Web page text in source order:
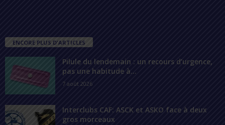
ENCORE PLUS D'ARTICLES
Pilule du lendemain : un recours d’urgence,
pas une habitude à...
7 août 2026
Interclubs CAF: ASCK et ASKO face à deux
gros morceaux